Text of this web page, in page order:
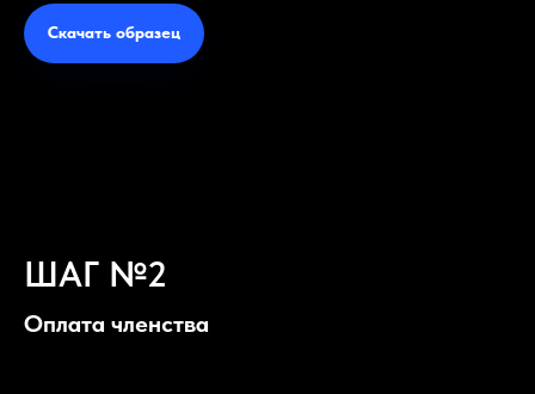
Скачать образец
ШАГ №2
Оплата членства